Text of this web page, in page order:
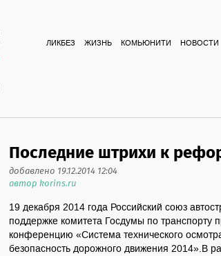
ЛИКБЕЗ ЖИЗНЬ КОМЬЮНИТИ НОВОСТИ
Последние штрихи к
добавлено 19.12.2014 12:04
автор korins.ru
19 декабря 2014 года Российский союз
поддержке комитета Госдумы по
конференцию «Система технического
безопасность дорожного движения 2014».В